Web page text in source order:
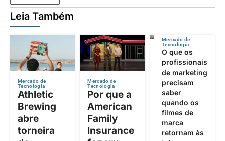
Leia Também
Mercado de
Tecnologia
Athletic
Brewing
abre
torneira
Mercado de
Tecnologia
Por que a
American
Family
Insurance
Mercado de
Tecnologia
O que os
profissionais
de marketing
precisam
saber
quando os
filmes de
marca
retornam às